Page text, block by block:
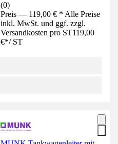
(0)
Preis — 119,00 € * Alle Preise
inkl. MwSt. und ggf. zzgl.
Versandkosten pro ST119,00
€*/ ST